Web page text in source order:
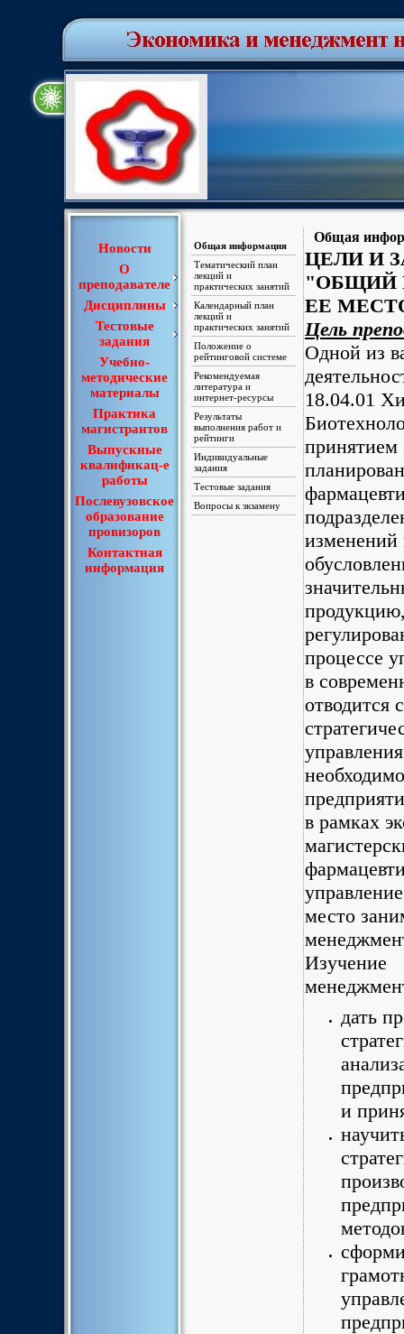
Новости
О
преподавателе
Дисциплины
Тестовые
задания
Учебно-
методические
материалы
Практика
магистрантов
Выпускные
квалификац-е
работы
Послевузовское
образование
провизоров
Контактная
информация
Общая
ЦЕЛИ И
"ОБЩИЙ
ЕЕ
Цель
Одной из
18.04.01
принятием
изменений
процессе
в
отводится
в рамках
место
дать
и
Общая информация
Тематический план
лекций и
практических занятий
Календарный план
лекций и
практических занятий
Положение о
рейтинговой системе
Рекомендуемая
литература и
интернет-ресурсы
Результаты
выполнения работ и
рейтинги
Индивидуальные
задания
Тестовые задания
Вопросы к зкзамену